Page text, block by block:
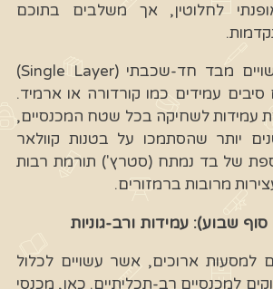
לחלוטין, אך משלבים בתוכם
חפשו ג'ינסים העשויים מבד חד-שכבתי (Single Layer)
עמידים כמו קורדורה או ארמיד.
עמידות לשחיקה בכל שטח המכנסיים,
יותר שהסתמכו על בטנות קוולאר
של בד נמתח (סטרץ') תורמת רבות
מרובות ברמזורים.
סוף שבוע): עמידות ורב-גוניות
למסעות ארוכים, אשר עשויים לכלול
למכנסיים רב-תכליתיים. כאן, מכנסי